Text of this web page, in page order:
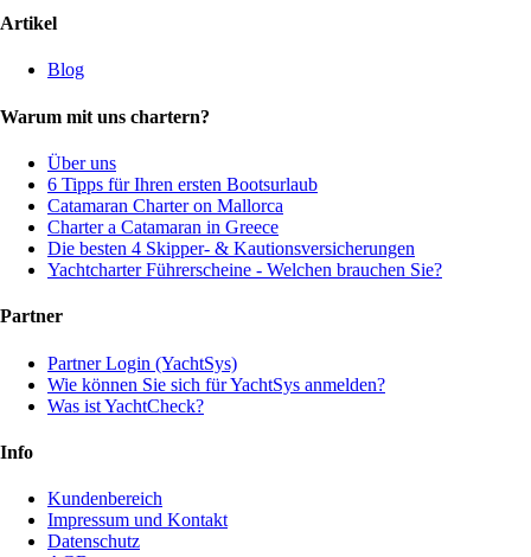
Artikel
Blog
Warum mit uns chartern?
Über uns
6 Tipps für Ihren ersten Bootsurlaub
Catamaran Charter on Mallorca
Charter a Catamaran in Greece
Die besten 4 Skipper- & Kautionsversicherungen
Yachtcharter Führerscheine - Welchen brauchen Sie?
Partner
Partner Login (YachtSys)
Wie können Sie sich für YachtSys anmelden?
Was ist YachtCheck?
Info
Kundenbereich
Impressum und Kontakt
Datenschutz